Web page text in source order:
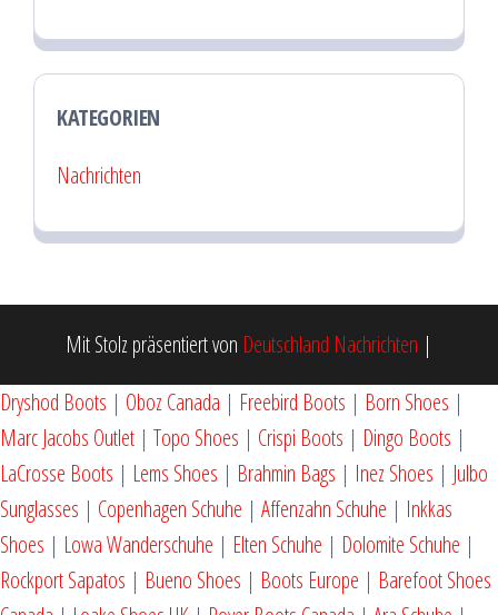
KATEGORIEN
Nachrichten
Mit Stolz präsentiert von Deutschland Nachrichten |
Dryshod Boots | Oboz Canada | Freebird Boots | Born Shoes |
Marc Jacobs Outlet | Topo Shoes | Crispi Boots | Dingo Boots |
LaCrosse Boots | Lems Shoes | Brahmin Bags | Inez Shoes | Julbo
Sunglasses | Copenhagen Schuhe | Affenzahn Schuhe | Inkkas
Shoes | Lowa Wanderschuhe | Elten Schuhe | Dolomite Schuhe |
Rockport Sapatos | Bueno Shoes | Boots Europe | Barefoot Shoes